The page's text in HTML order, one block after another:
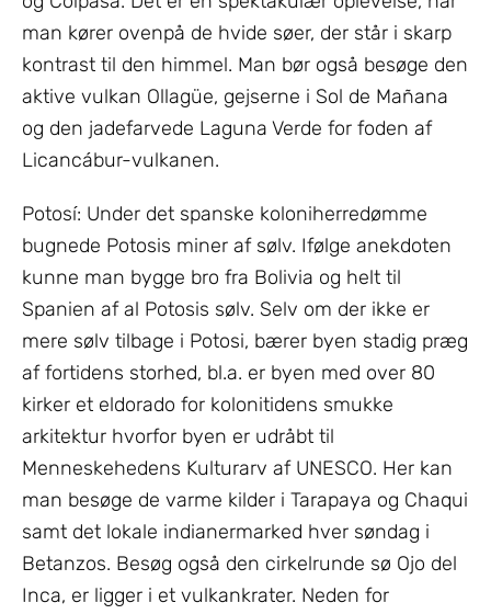
man kører ovenpå de hvide søer, der står i skarp
kontrast til den himmel. Man bør også besøge den
aktive vulkan Ollagüe, gejserne i Sol de Mañana
og den jadefarvede Laguna Verde for foden af
Licancábur-vulkanen.
Potosí: Under det spanske koloniherredømme
bugnede Potosis miner af sølv. Ifølge anekdoten
kunne man bygge bro fra Bolivia og helt til
Spanien af al Potosis sølv. Selv om der ikke er
mere sølv tilbage i Potosi, bærer byen stadig præg
af fortidens storhed, bl.a. er byen med over 80
kirker et eldorado for kolonitidens smukke
arkitektur hvorfor byen er udråbt til
Menneskehedens Kulturarv af UNESCO. Her kan
man besøge de varme kilder i Tarapaya og Chaqui
samt det lokale indianermarked hver søndag i
Betanzos. Besøg også den cirkelrunde sø Ojo del
Inca, er ligger i et vulkankrater. Neden for